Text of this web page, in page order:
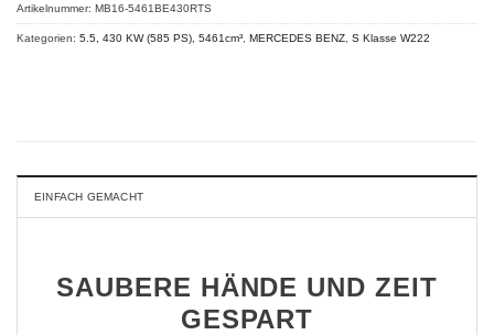
Artikelnummer: MB16-5461BE430RTS
Kategorien: 5.5, 430 KW (585 PS), 5461cm³ MERCEDES BENZ S Klasse W222
EINFACH GEMACHT
SAUBERE HÄNDE UND ZEIT
GESPART